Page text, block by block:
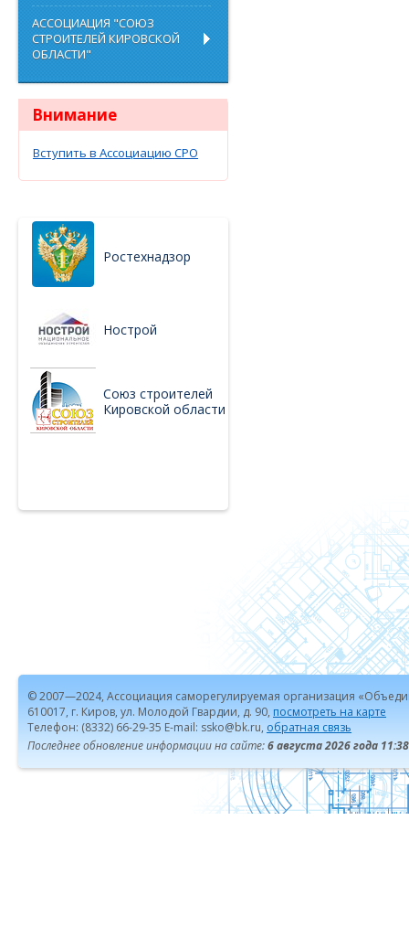
АССОЦИАЦИЯ "СОЮЗ
СТРОИТЕЛЕЙ КИРОВСКОЙ
ОБЛАСТИ"
Внимание
Вступить в Ассоциацию СРО
Ростехнадзор
Нострой
Союз строителей
Кировской области
© 2007—2024, Ассоциация саморегулируемая организация
610017, г. Киров, ул. Молодой Гвардии, д. 90, посмотреть на карте
Телефон: (8332) 66-29-35 E-mail: ssko@bk.ru, обратная связь
Последнее обновление информации на сайте:6 августа 2026 года 11:38